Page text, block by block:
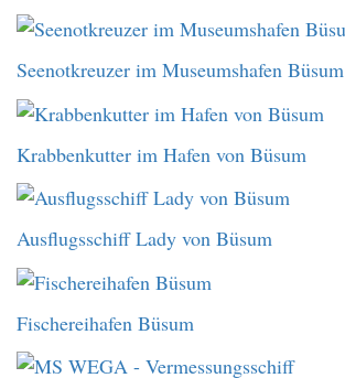
Seenotkreuzer im Museumshafen Büsum
Krabbenkutter im Hafen von Büsum
Ausflugsschiff Lady von Büsum
Fischereihafen Büsum